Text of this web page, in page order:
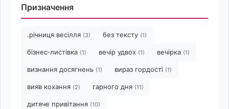
Призначення
.річниця весілля (3) без тексту (1)
бізнес‑листівка (1) вечір удвох (1) вечірка (1)
визнання досягнень (1) вираз гордості (1)
вияв кохання (2) гарного дня (11)
дитяче привітання (10)